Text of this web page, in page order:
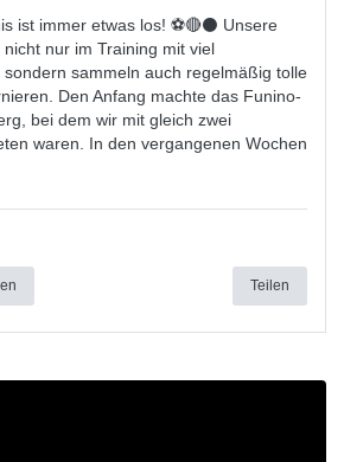
ist immer etwas los! ⚽️🔴⚫ Unsere
nur im Training mit viel
sammeln auch regelmäßig tolle
Den Anfang machte das Funino-
bei dem wir mit gleich zwei
waren. In den vergangenen Wochen
Teilen